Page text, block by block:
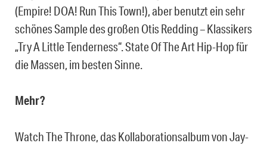
(Empire! DOA! Run This Town!), aber benutzt ein sehr
schönes Sample des großen Otis Redding – Klassikers
„Try A Little Tenderness“. State Of The Art Hip-Hop für
die Massen, im besten Sinne.
Mehr?
Watch The Throne, das Kollaborationsalbum von Jay-